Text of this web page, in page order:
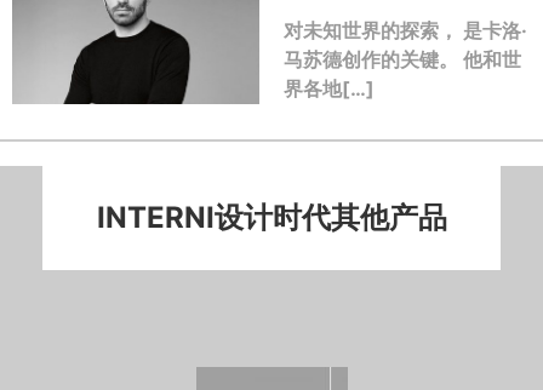
对未知世界的探索， 是卡洛·
马苏德创作的关键。 他和世
界各地[…]
INTERNI设计时代其他产品